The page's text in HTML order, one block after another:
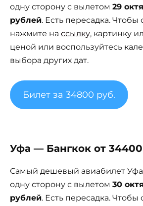
одну сторону с вылетом 29
рублей. Есть пересадка. Чтобы
нажмите на ссылку, картинку
ценой или воспользуйтесь
выбора других дат.
Билет за 34800 руб.
Уфа — Бангкок от
Самый дешевый авиабилет
одну сторону с вылетом 30
рублей. Есть пересадка. Чтобы